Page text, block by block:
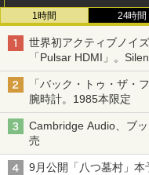
1時間 24時間
世界初アクティブノイ
「Pulsar HDMI」。
「バック・トゥ・ザ・
腕時計。1985本限定
Cambridge Audio、ブ
売
9月公開「八つ墓村」